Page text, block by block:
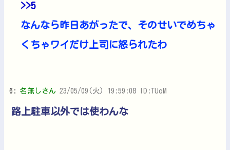
>>5
なんなら昨日あがったで、そのせいでめちゃ
くちゃワイだけ上司に怒られたわ
6: 名無しさん 23/05/09(火) 19:59:08 ID:TUoM
路上駐車以外では使わんな